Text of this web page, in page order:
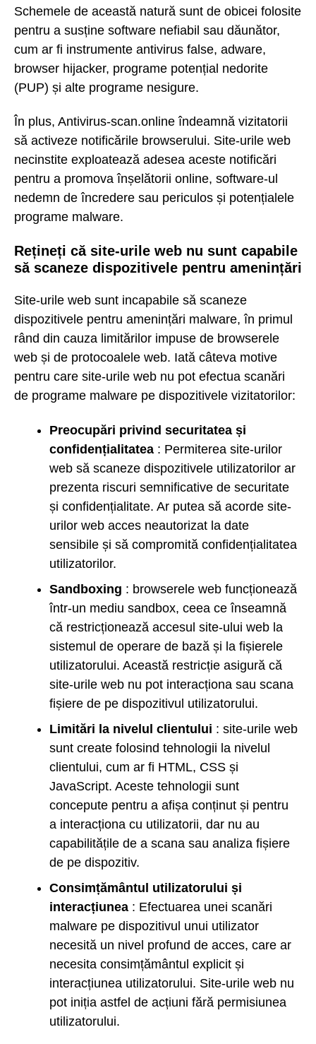
Schemele de această natură sunt de obicei folosite
pentru a susține software nefiabil sau dăunător,
cum ar fi instrumente antivirus false, adware,
browser hijacker, programe potențial nedorite
(PUP) și alte programe nesigure.
În plus, Antivirus-scan.online îndeamnă vizitatorii
să activeze notificările browserului. Site-urile web
necinstite exploatează adesea aceste notificări
pentru a promova înșelătorii online, software-ul
nedemn de încredere sau periculos și potențialele
programe malware.
Rețineți că site-urile web nu sunt capabile
să scaneze dispozitivele pentru amenințări
Site-urile web sunt incapabile să scaneze
dispozitivele pentru amenințări malware, în primul
rând din cauza limitărilor impuse de browserele
web și de protocoalele web. Iată câteva motive
pentru care site-urile web nu pot efectua scanări
de programe malware pe dispozitivele vizitatorilor:
Preocupări privind securitatea și
confidențialitatea : Permiterea site-urilor
web să scaneze dispozitivele utilizatorilor ar
prezenta riscuri semnificative de securitate
și confidențialitate. Ar putea să acorde site-
urilor web acces neautorizat la date
sensibile și să compromită confidențialitatea
utilizatorilor.
Sandboxing : browserele web funcționează
într-un mediu sandbox, ceea ce înseamnă
că restricționează accesul site-ului web la
sistemul de operare de bază și la fișierele
utilizatorului. Această restricție asigură că
site-urile web nu pot interacționa sau scana
fișiere de pe dispozitivul utilizatorului.
Limitări la nivelul clientului : site-urile web
sunt create folosind tehnologii la nivelul
clientului, cum ar fi HTML, CSS și
JavaScript. Aceste tehnologii sunt
concepute pentru a afișa conținut și pentru
a interacționa cu utilizatorii, dar nu au
capabilitățile de a scana sau analiza fișiere
de pe dispozitiv.
Consimțământul utilizatorului și
interacțiunea : Efectuarea unei scanări
malware pe dispozitivul unui utilizator
necesită un nivel profund de acces, care ar
necesita consimțământul explicit și
interacțiunea utilizatorului. Site-urile web nu
pot iniția astfel de acțiuni fără permisiunea
utilizatorului.